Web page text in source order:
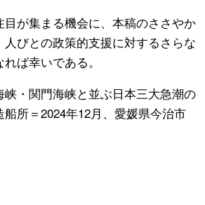
が集まる機会に、本稿のささやか
びとの政策的支援に対するさらな
ば幸いである。
・関門海峡と並ぶ日本三大急潮の
所＝2024年12月、愛媛県今治市